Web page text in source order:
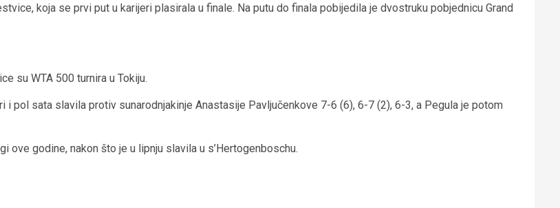
koja se prvi put u karijeri plasirala u finale. Na putu do finala pobijedila je dvostruku pobjednicu Grand
su WTA 500 turnira u Tokiju.
i pol sata slavila protiv sunarodnjakinje Anastasije Pavljučenkove 7-6 (6), 6-7 (2), 6-3, a Pegula je potom
ove godine, nakon što je u lipnju slavila u s’Hertogenboschu.